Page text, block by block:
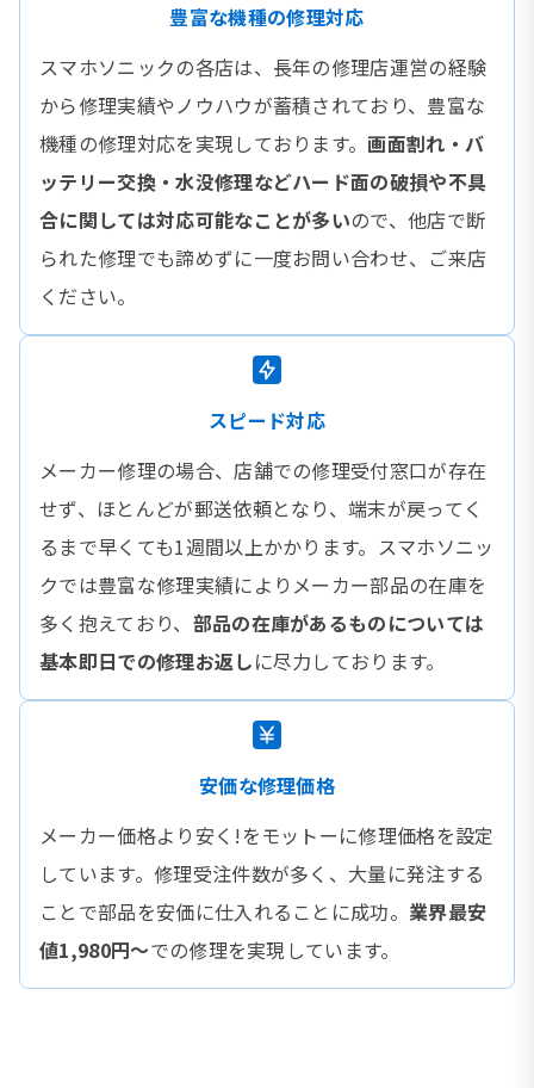
豊富な機種の修理対応
スマホソニックの各店は、長年の修理店運営の経験
から修理実績やノウハウが蓄積されており、豊富な
機種の修理対応を実現しております。画面割れ・バ
ッテリー交換・水没修理などハード面の破損や不具
合に関しては対応可能なことが多いので、他店で断
られた修理でも諦めずに一度お問い合わせ、ご来店
ください。
スピード対応
メーカー修理の場合、店舗での修理受付窓口が存在
せず、ほとんどが郵送依頼となり、端末が戻ってく
るまで早くても1週間以上かかります。スマホソニッ
クでは豊富な修理実績によりメーカー部品の在庫を
多く抱えており、 部品の在庫があるものについては
基本即日での修理お返しに尽力しております。
安価な修理価格
メーカー価格より安く!をモットーに修理価格を設定
しています。修理受注件数が多く、大量に発注する
ことで部品を安価に仕入れることに成功。 業界最安
値1,980円〜での修理を実現しています。